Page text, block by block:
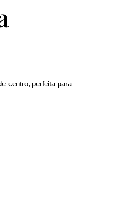
centro, perfeita para